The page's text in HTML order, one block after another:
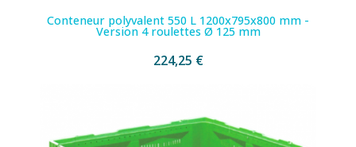
Conteneur polyvalent 550 L 1200x795x800 mm -
Version 4 roulettes Ø 125 mm
224,25 €